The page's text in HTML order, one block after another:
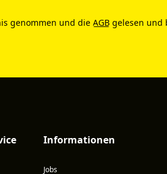
genommen und die AGB gelesen und
Informationen
Jobs